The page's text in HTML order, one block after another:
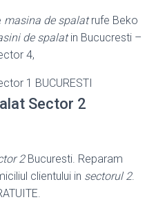
masina de spalatrufe Beko
de spalatin Bucucresti –
4,
Sector 2
2Bucuresti. Reparam
clientului in sectorul 2.